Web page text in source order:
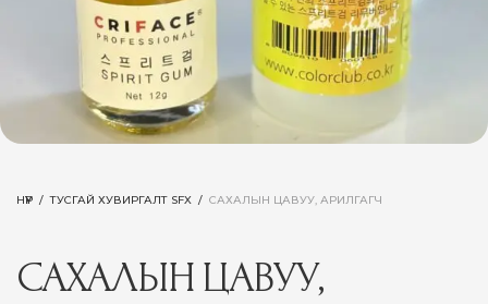
НҮҮР / ТУСГАЙ ХУВИРГАЛТ SFX / САХАЛЫН ЦАВУУ, АРИЛГАГЧ
САХАЛЫН ЦАВУУ,